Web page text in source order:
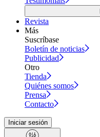
Revista
Más
Suscríbase
Boletín de noticias
Publicidad
Otro
Tienda
Quiénes somos
Prensa
Contacto
Iniciar sesión